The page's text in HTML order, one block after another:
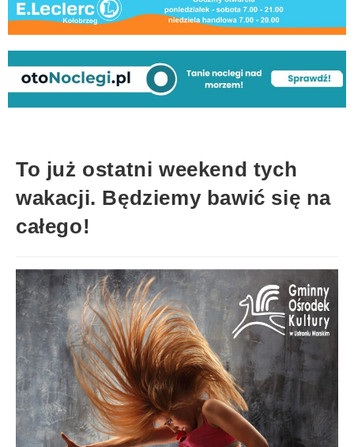
To już ostatni weekend tych
wakacji. Będziemy bawić się na
całego!